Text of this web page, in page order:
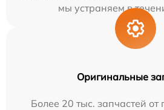
мы устраняем в
Оригинальные
Более 20 тыс. запчастей от